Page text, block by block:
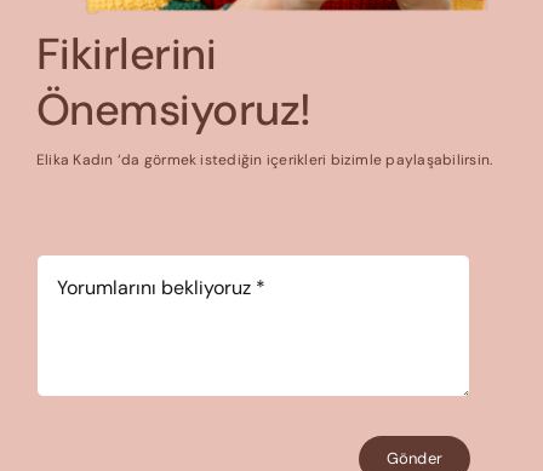
Fikirlerini
Önemsiyoruz!
Elika Kadın ‘da görmek istediğin içerikleri bizimle paylaşabilirsin.
Gönder